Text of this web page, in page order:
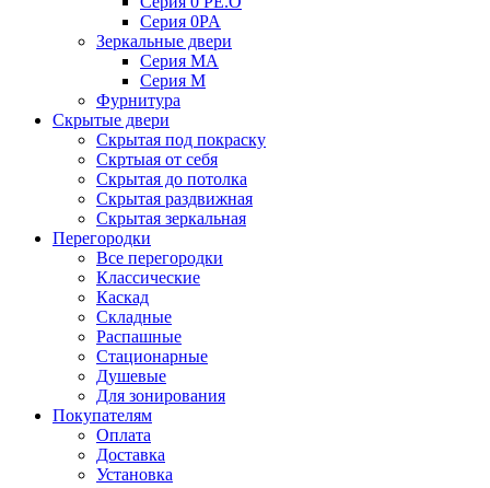
Серия 0PA
Зеркальные двери
Серия MA
Серия M
Фурнитура
Скрытые двери
Скрытая под покраску
Скртыая от себя
Скрытая до потолка
Скрытая раздвижная
Скрытая зеркальная
Перегородки
Все перегородки
Классические
Каскад
Складные
Распашные
Стационарные
Душевые
Для зонирования
Покупателям
Оплата
Доставка
Установка